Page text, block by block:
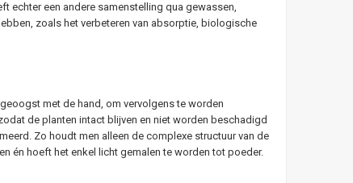
echter een andere samenstelling qua gewassen,
zoals het verbeteren van absorptie, biologische
met de hand, om vervolgens te worden
de planten intact blijven en niet worden beschadigd
Zo houdt men alleen de complexe structuur van de
én hoeft het enkel licht gemalen te worden tot poeder.